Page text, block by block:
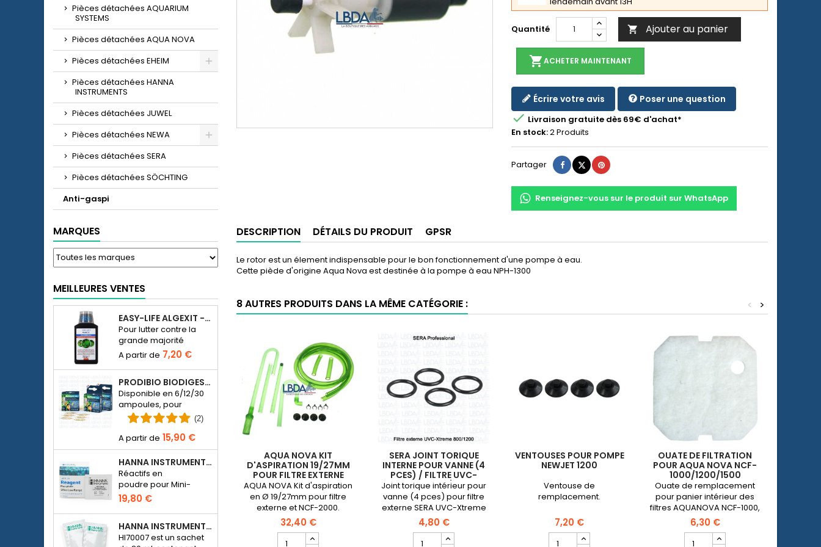
Pièces détachées AQUARIUM
SYSTEMS
Pièces détachées AQUA NOVA
Pièces détachées EHEIM
Pièces détachées HANNA
INSTRUMENTS
Pièces détachées JUWEL
Pièces détachées NEWA
Pièces détachées SERA
Pièces détachées SÖCHTING
Anti-gaspi
MARQUES
MEILLEURES VENTES
EASY-LIFE ALGEXIT - ANTI-ALGUES POUR AQUARIUM
Pour lutter contre la
grande majorité
d’espèces d’algues
dans l’aquarium d’eau
douce.
7,20 €
PRODIBIO BIODIGEST - 6/12/30 AMPOULES
Disponible en 6/12/30
ampoules, pour
ensemencer en
bactériens un
aquarium d’eau de
mer ou d’eau douce.
(2)
15,90 €
HANNA INSTRUMENTS HI774-25 POUR PHOTOMÈTRE PHOSPHATE HI774
Réactifs en
poudre pour Mini-
photomètre Checker
HC Phosphate
(HI774), 25 tests
19,80 €
HANNA INSTRUMENTS HI70007 - SOLUTION D'ÉTALONNAGE PH 7.01 POUR PH-MÈTRE ÉLECTRONIQUE
HI70007 est un sachet
Quantité  Ajouter au panier
shopping_cartACHETER MAINTENANT
Écrire votre avis Poser une question
 Livraison gratuite dès 69€ d'achat*
En stock:2 Produits
Partager Partager
TweetPinterest
Renseignez-vous sur le produit sur WhatsApp
DESCRIPTION DÉTAILS DU PRODUIT GPSR
Le rotor est un élement indispensable pour le bon fonctionnement d'une pompe à eau.
Cette piède d'origine Aqua Nova est destinée à la pompe à eau NPH-1300
8 AUTRES PRODUITS DANS LA MÊME CATÉGORIE : >
<
AQUA NOVA KIT
D'ASPIRATION 19/27MM
POUR FILTRE EXTERNE
AQUA NOVA Kit d'aspiration
en Ø 19/27mm pour filtre
externe et NCF-2000.
32,40 €
SERA JOINT TORIQUE
INTERNE POUR VANNE (4
PCES) / FILTRE UVC-
XTREME 800/1200
Joint torique intérieur pour
vanne (4 pces) pour filtre
externe SERA UVC-Xtreme
800/1200
4,80 €
VENTOUSES POUR POMPE
NEWJET 1200
Ventouse de
remplacement.
7,20 €
OUATE DE FILTRATION
POUR AQUA NOVA NCF-
1000/1200/1500
Ouate de remplacement
pour panier intérieur des
filtres AQUANOVA NCF-1000,
NCF-1200 et NCF-1500.
6,30 €